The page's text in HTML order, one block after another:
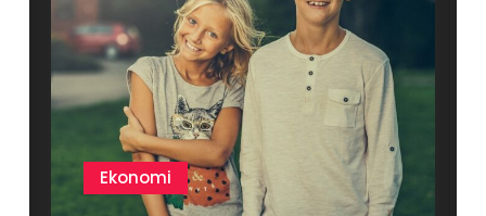
Ekonomi